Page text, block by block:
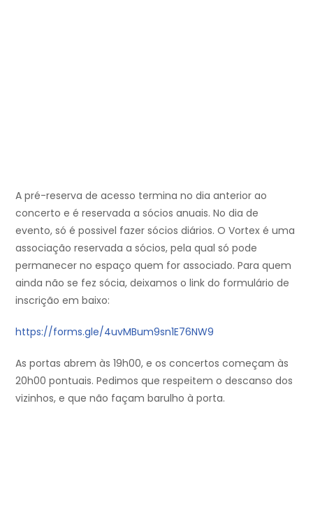
A pré-reserva de acesso termina no dia anterior ao
concerto e é reservada a sócios anuais. No dia de
evento, só é possivel fazer sócios diários. O Vortex é uma
associação reservada a sócios, pela qual só pode
permanecer no espaço quem for associado. Para quem
ainda não se fez sócia, deixamos o link do formulário de
inscrição em baixo:
https://forms.gle/4uvMBum9sn1E76NW9
As portas abrem às 19h00, e os concertos começam às
20h00 pontuais. Pedimos que respeitem o descanso dos
vizinhos, e que não façam barulho à porta.